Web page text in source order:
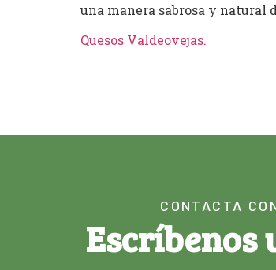
una manera sabrosa y natural
Quesos Valdeovejas.
CONTACTA
Escríbenos